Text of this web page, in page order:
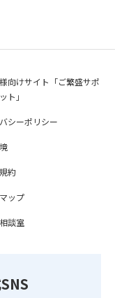
向けサイト「ご繁盛サポ
ト」
シーポリシー
約
ップ
談室